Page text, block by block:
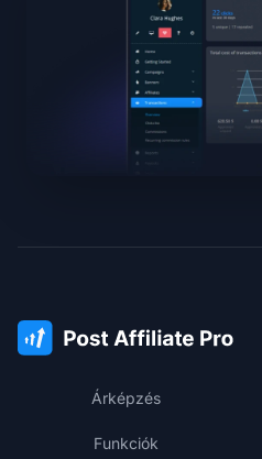
Árképzés
Funkciók